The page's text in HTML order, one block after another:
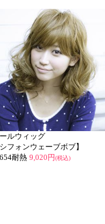
ルウィッグ
シフォンウェーブボブ】
耐熱 9,020円(税込)